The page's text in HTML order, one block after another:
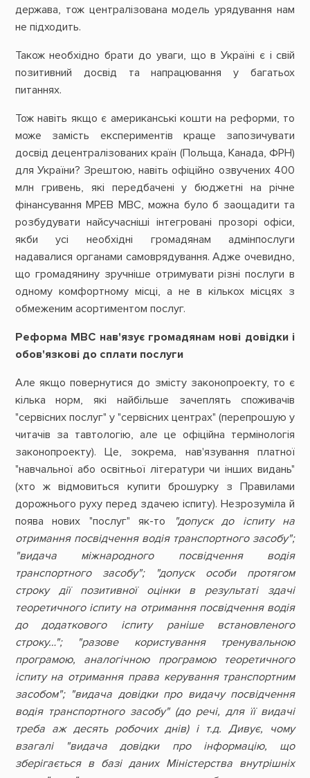
держава, тож централізована модель урядування нам
не підходить.
Також необхідно брати до уваги, що в Україні є і свій
позитивний досвід та напрацювання у багатьох
питаннях.
Тож навіть якщо є американські кошти на реформи, то
може замість експериментів краще запозичувати
досвід децентралізованих країн (Польща, Канада, ФРН)
для України? Зрештою, навіть офіційно озвучених 400
млн гривень, які передбачені у бюджетні на річне
фінансування МРЕВ МВС, можна було б заощадити та
розбудувати найсучасніші інтегровані прозорі офіси,
якби усі необхідні громадянам адмінпослуги
надавалися органами самоврядування. Адже очевидно,
що громадянину зручніше отримувати різні послуги в
одному комфортному місці, а не в кількох місцях з
обмеженим асортиментом послуг.
Реформа МВС нав'язує громадянам нові довідки і
обов'язкові до сплати послуги
Але якщо повернутися до змісту законопроекту, то є
кілька норм, які найбільше зачеплять споживачів
"сервісних послуг" у "сервісних центрах" (перепрошую у
читачів за тавтологію, але це офіційна термінологія
законопроекту). Це, зокрема, нав'язування платної
"навчальної або освітньої літератури чи інших видань"
(хто ж відмовиться купити брошурку з Правилами
дорожнього руху перед здачею іспиту). Незрозуміла й
поява нових "послуг" як-то "допуск до іспиту на
отримання посвідчення водія транспортного засобу";
"видача міжнародного посвідчення водія
транспортного засобу"; "допуск особи протягом
строку дії позитивної оцінки в результаті здачі
теоретичного іспиту на отримання посвідчення водія
до додаткового іспиту раніше встановленого
строку…"; "разове користування тренувальною
програмою, аналогічною програмою теоретичного
іспиту на отримання права керування транспортним
засобом"; "видача довідки про видачу посвідчення
водія транспортного засобу" (до речі, для її видачі
треба аж десять робочих днів) і т.д. Дивує, чому
взагалі "видача довідки про інформацію, що
зберігається в базі даних Міністерства внутрішніх